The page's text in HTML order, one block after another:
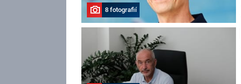
8 fotografií